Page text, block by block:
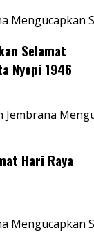
Mengucapkan
Selamat
Nyepi 1946
Hari Raya
Mengucapkan